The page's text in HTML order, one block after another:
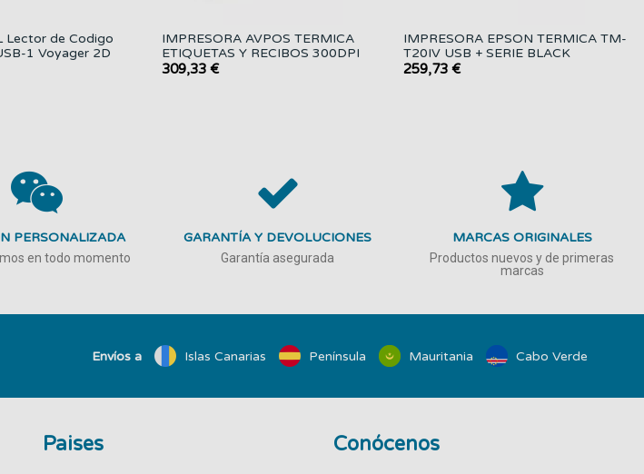
Lector de Codigo
1 Voyager 2D
IMPRESORA AVPOS TERMICA
ETIQUETAS Y RECIBOS 300DPI
309,33 €
IMPRESORA EPSON TERMICA TM-
T20IV USB + SERIE BLACK
259,73 €
PERSONALIZADA
en todo momento
GARANTÍA Y DEVOLUCIONES
Garantía asegurada
MARCAS ORIGINALES
Productos nuevos y de primeras
marcas
Envíos a Islas Canarias Península Mauritania Cabo Verde
Paises Conócenos